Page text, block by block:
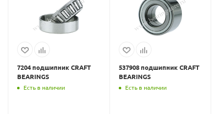
7204 подшипник CRAFT
BEARINGS
Есть в наличии
537908 подшипник CRAFT
BEARINGS
Есть в наличии